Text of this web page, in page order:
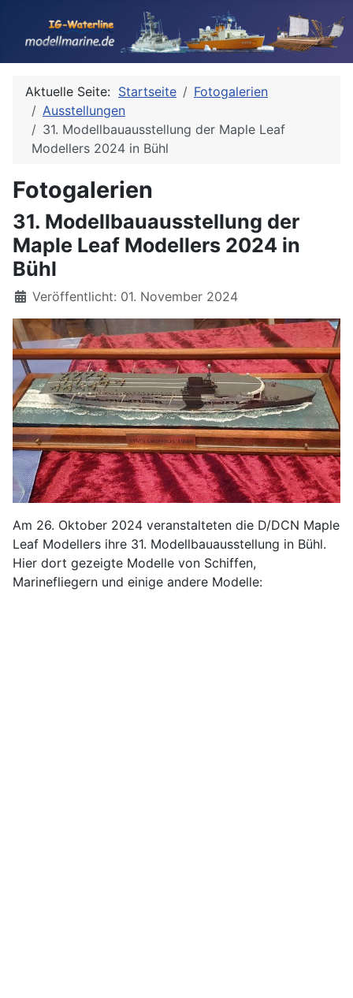
Aktuelle Seite: Startseite
Fotogalerien
Ausstellungen
31. Modellbauausstellung der Maple Leaf
Modellers 2024 in Bühl
Fotogalerien
31. Modellbauausstellung der
Maple Leaf Modellers 2024 in
Bühl
Details
Veröffentlicht: 01. November 2024
Am 26. Oktober 2024 veranstalteten die D/DCN Maple
Leaf Modellers ihre 31. Modellbauausstellung in Bühl.
Hier dort gezeigte Modelle von Schiffen,
Marinefliegern und einige andere Modelle: